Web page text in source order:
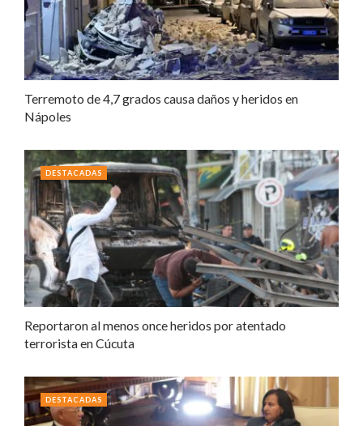
Terremoto de 4,7 grados causa daños y heridos en
Nápoles
Reportaron al menos once heridos por atentado
terrorista en Cúcuta
DESTACADAS
DESTACADAS